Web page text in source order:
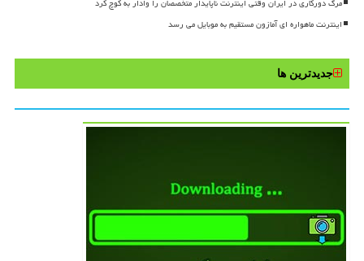
اینترنت ماهواره ای آمازون مستقیم به موبایل می رسد
جدیدترین ها